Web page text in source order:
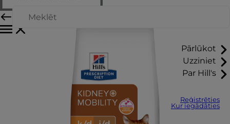
Pārlūkot
Uzziniet
Par Hill's
Reģistrēties
Kur iegādāties